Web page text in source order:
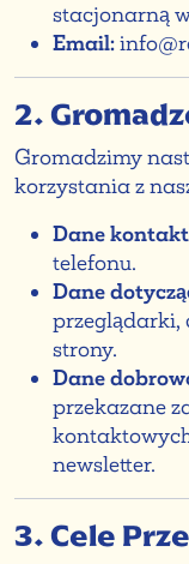
stacjonarną
Email:
2.
Gromadzimy
korzystania z
Dane
telefonu.
Dane
przeglądarki,
strony.
Dane
przekazane
newsletter.
3. Cele